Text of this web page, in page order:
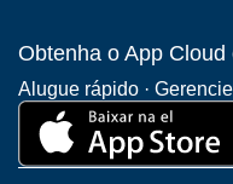
Obtenha o App Cloud
Alugue rápido ·